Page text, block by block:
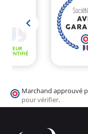
Marchand approuvé
pour vérifier.